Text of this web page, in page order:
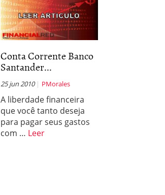
Conta Corrente Banco
Santander...
25 jun 2010 PMorales
A liberdade financeira
que você tanto deseja
para pagar seus gastos
com … Leer